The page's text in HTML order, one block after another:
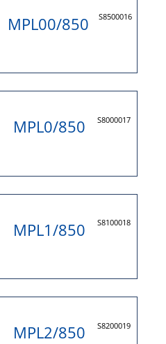
MPL00/850 S8500016
MPL0/850 S8000017
MPL1/850 S8100018
MPL2/850 S8200019